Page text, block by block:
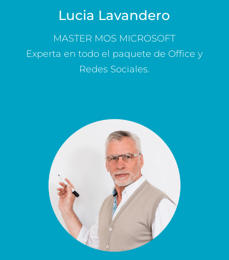
Lucia Lavandero
MASTER MOS MICROSOFT
Experta en todo el paquete de Office y
Redes Sociales.